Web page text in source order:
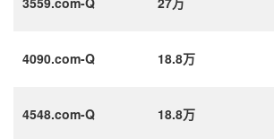
4090.com-Q 18.8万
4548.com-Q 18.8万